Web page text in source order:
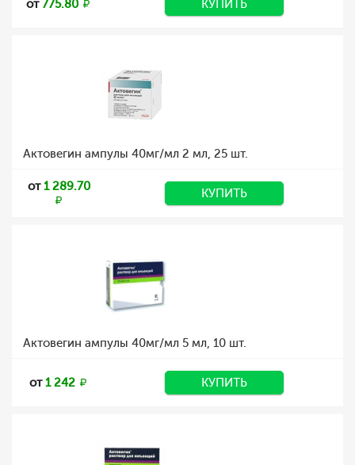
от 775.80 КУПИТЬ
Актовегин ампулы 40мг/мл 2 мл, 25 шт.
от1 289.70 КУПИТЬ
Актовегин ампулы 40мг/мл 5 мл, 10 шт.
от1 242 КУПИТЬ